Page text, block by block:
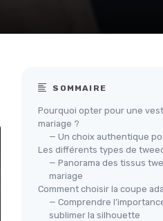
SOMMAIRE
Pourquoi opter pour une
mariage ?
— Un choix authentique
Les différents types de
— Panorama des tissus
mariage
Comment choisir la coupe
— Comprendre
sublimer la silhouette